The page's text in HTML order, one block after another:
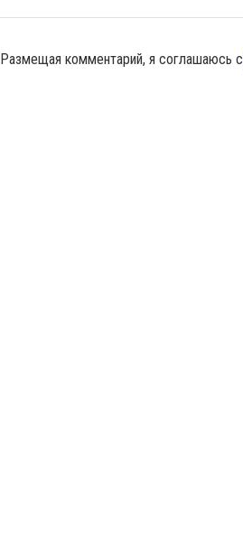
Размещая комментарий, я соглашаюсь с